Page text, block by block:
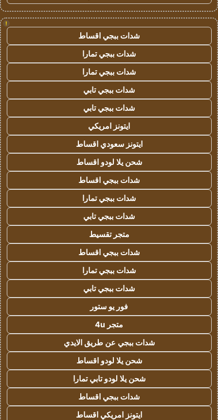
!
شدات ببجي اقساط
شدات ببجي تمارا
شدات ببجي تمارا
شدات ببجي تابي
شدات ببجي تابي
ايتونز امريكي
ايتونز سعودي اقساط
شحن يلا لودو اقساط
شدات ببجي اقساط
شدات ببجي تمارا
شدات ببجي تابي
متجر تقسيط
شدات ببجي اقساط
شدات ببجي تمارا
شدات ببجي تابي
فور يو ستور
متجر 4u
شدات ببجي عن طريق الايدي
شحن يلا لودو اقساط
شحن يلا لودو تابي تمارا
شدات ببجي اقساط
ايتونز امريكي اقساط